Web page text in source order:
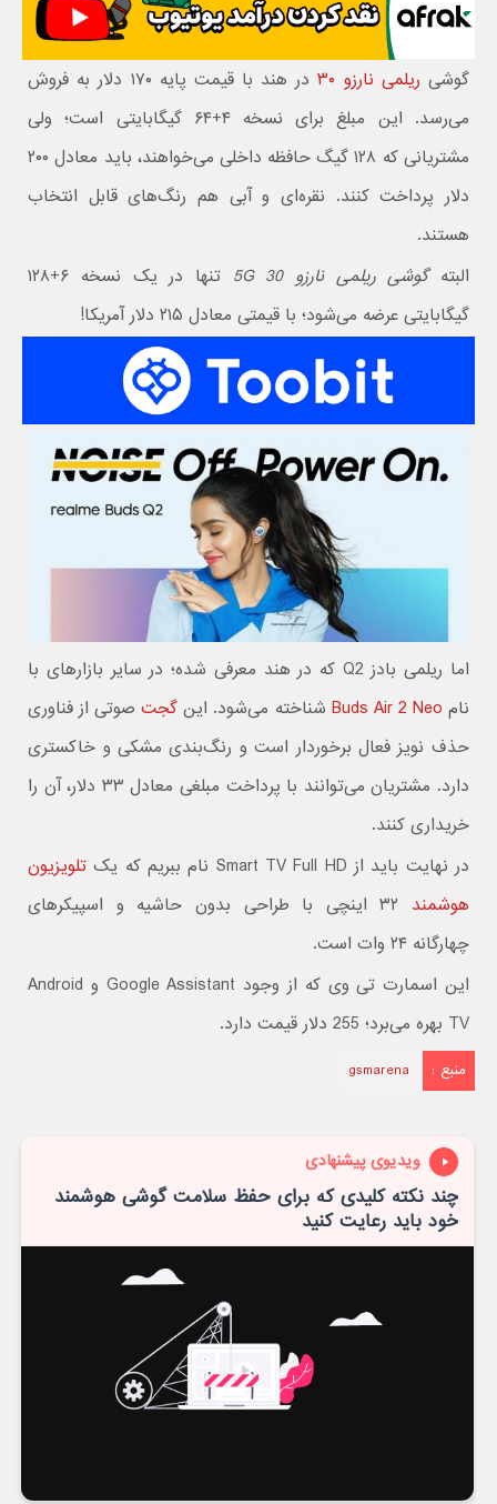
گوشی ریلمی نارزو ۳۰
در هند با قیمت پایه ۱۷۰ دلار به فروش
می‌رسد. این مبلغ برای نسخه ۴+۶۴ گیگابایتی است؛ ولی
مشتریانی که ۱۲۸ گیگ حافظه داخلی می‌خواهند، باید معادل ۲۰۰
دلار پرداخت کنند. نقره‌ای و آبی هم رنگ‌های قابل انتخاب
هستند.
البتهگوشی ریلمی نارزو 30 5G
تنها در یک نسخه ۶+۱۲۸
گیگابایتی عرضه می‌شود؛ با قیمتی معادل ۲۱۵ دلار آمریکا!
اما ریلمی بادز Q2 که در هند معرفی شده؛ در سایر بازارهای با
نام Buds Air 2 Neo شناخته می‌شود. این گجتصوتی از فناوری
حذف نویز فعال برخوردار است و رنگ‌بندی مشکی و خاکستری
دارد. مشتریان می‌توانند با پرداخت مبلغی معادل ۳۳ دلار، آن را
خریداری کنند.
در نهایت باید از Smart TV Full HD نام ببریم که یک
تلویزیون
هوشمند
۳۲ اینچی با طراحی بدون حاشیه و اسپیکرهای
چهارگانه ۲۴ وات است.
این اسمارت تی وی که از وجود Google Assistant و Android
TV بهره می‌برد؛ 255 دلار قیمت دارد.
منبع : gsmarena
ویدیوی پیشنهادی
چند نکته کلیدی که برای حفظ سلامت گوشی هوشمند
خود باید رعایت کنید